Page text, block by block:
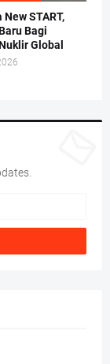
START,
Bagi
Global